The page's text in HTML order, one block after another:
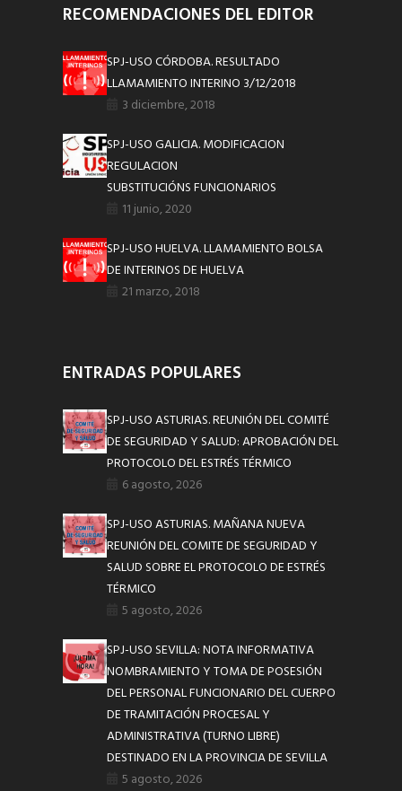
RECOMENDACIONES DEL EDITOR
SPJ-USO CÓRDOBA. RESULTADO
LLAMAMIENTO INTERINO 3/12/2018
3 diciembre, 2018
SPJ-USO GALICIA. MODIFICACION
REGULACION
SUBSTITUCIÓNS FUNCIONARIOS
11 junio, 2020
SPJ-USO HUELVA. LLAMAMIENTO BOLSA
DE INTERINOS DE HUELVA
21 marzo, 2018
ENTRADAS POPULARES
SPJ-USO ASTURIAS. REUNIÓN DEL COMITÉ
DE SEGURIDAD Y SALUD: APROBACIÓN DEL
PROTOCOLO DEL ESTRÉS TÉRMICO
6 agosto, 2026
SPJ-USO ASTURIAS. MAÑANA NUEVA
REUNIÓN DEL COMITE DE SEGURIDAD Y
SALUD SOBRE EL PROTOCOLO DE ESTRÉS
TÉRMICO
5 agosto, 2026
SPJ-USO SEVILLA: NOTA INFORMATIVA
NOMBRAMIENTO Y TOMA DE POSESIÓN
DEL PERSONAL FUNCIONARIO DEL CUERPO
DE TRAMITACIÓN PROCESAL Y
ADMINISTRATIVA (TURNO LIBRE)
DESTINADO EN LA PROVINCIA DE SEVILLA
5 agosto, 2026